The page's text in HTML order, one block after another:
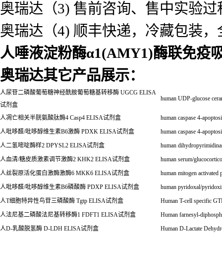
奥瑞达（3) 售前咨询、售中实验
奥瑞达（4) 顺丰快递，冷藏包装，
人唾液淀粉酶α1(AMY1)酶联免疫
奥瑞达其它产品展示：
人尿苷二磷酸葡萄糖神经酰胺葡萄糖基转移酶 UGCG ELISA
试剂盒
human UDP-glucose
人凋亡相关半胱氨酸肽酶4 Casp4 ELISA试剂盒
human caspase 4-
人吡哆醛/吡哆醇维生素B6激酶 PDXK ELISA试剂盒
human caspase 4-
人二氢嘧啶酶样2 DPYSL2 ELISA试剂盒
human
人血清/糖皮质激素调节激酶2 KHK2 ELISA试剂盒
human serum/
人丝裂原活化蛋白激酶激酶6 MKK6 ELISA试剂盒
human mitogen
人吡哆醛/吡哆醇维生素B6磷酸酶 PDXP ELISA试剂盒
human pyridoxal/
人T细胞特异性鸟苷三磷酸酶 Tgtp ELISA试剂盒
Human T-cell specific
人法尼基二磷酸法尼基转移酶1 FDFT1 ELISA试剂盒
Human farnesyl-
人D-乳酸脱氢酶 D-LDH ELISA试剂盒 Human D-Lactate